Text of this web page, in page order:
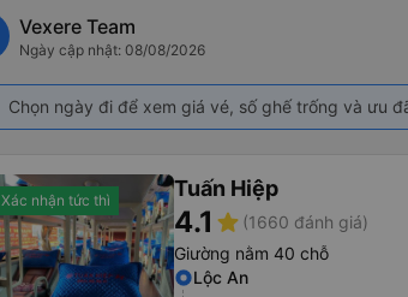
Vexere Team
Ngày cập nhật: 08/08/2026
Chọn ngày đi để xem giá vé, số ghế trống và ưu
Xác nhận tức thì Tuấn Hiệp
4.1 star (1660 đánh giá)
Giường nằm 40 chỗ
Lộc An